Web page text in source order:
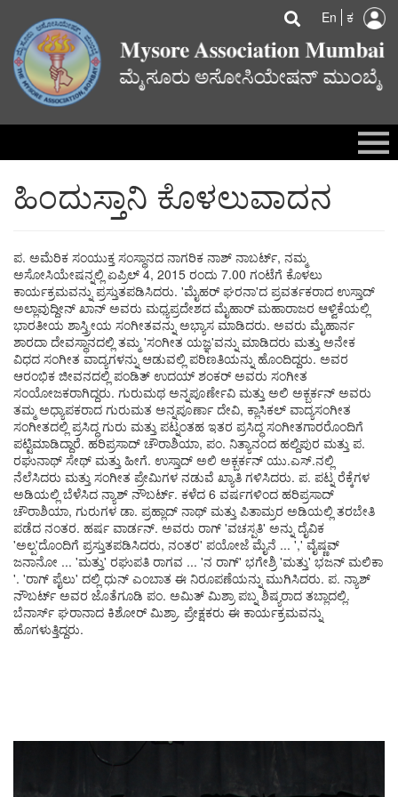
main
content
En ಕ
ಸಮಿತಿ
ಆರ್ಕೈವ್
ಗ್ಯಾಲರಿ
ಬ್ಲಾಗ್
ಸಂಪರ್ಕ
ಲಾಗಿನ್
ನೇಸರು ತಿಂಗಳೋಲೆ
ಹಿಂದುಸ್ತಾನಿ ಕೊಳಲುವಾದನ
ಪ. ಅಮೆರಿಕ ಸಂಯುಕ್ತ ಸಂಸ್ಥಾನದ ನಾಗರಿಕ ನಾಶ್ ನಾಬರ್ಟ್, ನಮ್ಮ
ಅಸೋಸಿಯೇಷನ್ನಲ್ಲಿ ಏಪ್ರಿಲ್ 4, 2015 ರಂದು 7.00 ಗಂಟೆಗೆ ಕೊಳಲು
ಕಾರ್ಯಕ್ರಮವನ್ನು ಪ್ರಸ್ತುತಪಡಿಸಿದರು. 'ಮೈಹರ್ ಘರನಾ'ದ ಪ್ರವರ್ತಕರಾದ ಉಸ್ತಾದ್
ಅಲ್ಲಾವುದ್ದೀನ್ ಖಾನ್ ಅವರು ಮಧ್ಯಪ್ರದೇಶದ ಮೈಹಾರ್ ಮಹಾರಾಜರ ಆಳ್ವಿಕೆಯಲ್ಲಿ
ಭಾರತೀಯ ಶಾಸ್ತ್ರೀಯ ಸಂಗೀತವನ್ನು ಅಭ್ಯಾಸ ಮಾಡಿದರು. ಅವರು ಮೈಹಾರ್ನ
ಶಾರದಾ ದೇವಸ್ಥಾನದಲ್ಲಿ ತಮ್ಮ 'ಸಂಗೀತ ಯಜ್ಞ'ವನ್ನು ಮಾಡಿದರು ಮತ್ತು ಅನೇಕ
ವಿಧದ ಸಂಗೀತ ವಾದ್ಯಗಳನ್ನು ಆಡುವಲ್ಲಿ ಪರಿಣತಿಯನ್ನು ಹೊಂದಿದ್ದರು. ಅವರ
ಆರಂಭಿಕ ಜೀವನದಲ್ಲಿ ಪಂಡಿತ್ ಉದಯ್ ಶಂಕರ್ ಅವರು ಸಂಗೀತ
ಸಂಯೋಜಕರಾಗಿದ್ದರು. ಗುರುಮಥ ಅನ್ನಪೂರ್ಣೇವಿ ಮತ್ತು ಅಲಿ ಅಕ್ಬರ್ಕನ್ ಅವರು
ತಮ್ಮ ಅಧ್ಯಾಪಕರಾದ ಗುರುಮತ ಅನ್ನಪೂರ್ಣಾ ದೇವಿ, ಕ್ಲಾಸಿಕಲ್ ವಾದ್ಯಸಂಗೀತ
ಸಂಗೀತದಲ್ಲಿ ಪ್ರಸಿದ್ಧ ಗುರು ಮತ್ತು ಪಟ್ನಂತಹ ಇತರ ಪ್ರಸಿದ್ಧ ಸಂಗೀತಗಾರರೊಂದಿಗೆ
ಪಟ್ಟಿಮಾಡಿದ್ದಾರೆ. ಹರಿಪ್ರಸಾದ್ ಚೌರಾಶಿಯಾ, ಪಂ. ನಿತ್ಯಾನಂದ ಹಲ್ದಿಪುರ ಮತ್ತು ಪ.
ರಘುನಾಥ್ ಸೇಥ್ ಮತ್ತು ಹೀಗೆ. ಉಸ್ತಾದ್ ಅಲಿ ಅಕ್ಬರ್ಕನ್ ಯು.ಎಸ್.ನಲ್ಲಿ
ನೆಲೆಸಿದರು ಮತ್ತು ಸಂಗೀತ ಪ್ರೇಮಿಗಳ ನಡುವೆ ಖ್ಯಾತಿ ಗಳಿಸಿದರು. ಪ. ಪಟ್ನ ರೆಕ್ಕೆಗಳ
ಅಡಿಯಲ್ಲಿ ಬೆಳೆಸಿದ ನ್ಯಾಶ್ ನೌಬರ್ಟ್. ಕಳೆದ 6 ವರ್ಷಗಳಿಂದ ಹರಿಪ್ರಸಾದ್
ಚೌರಾಶಿಯಾ, ಗುರುಗಳ ಡಾ. ಪ್ರಹ್ಲಾದ್ ನಾಥ್ ಮತ್ತು ಪಿತಾಮ್ರರ ಅಡಿಯಲ್ಲಿ ತರಬೇತಿ
ಪಡೆದ ನಂತರ. ಹರ್ಷ ವಾರ್ಡನ್. ಅವರು ರಾಗ್ 'ವಚಸ್ಪತಿ' ಅನ್ನು ದೈವಿಕ
'ಅಲ್ಪ'ದೊಂದಿಗೆ ಪ್ರಸ್ತುತಪಡಿಸಿದರು, ನಂತರ' ಪಯೋಜೆ ಮೈನೆ ... ',' ವೈಷ್ಣವ್
ಜನಾನೋ ... 'ಮತ್ತು' ರಘುಪತಿ ರಾಗವ ... 'ನ ರಾಗ್' ಭಗೇಶ್ರಿ 'ಮತ್ತು' ಭಜನ್ ಮಲಿಕಾ
'. 'ರಾಗ್ ಪೈಲು' ದಲ್ಲಿ ಧುನ್ ಎಂಬಾತ ಈ ನಿರೂಪಣೆಯನ್ನು ಮುಗಿಸಿದರು. ಪ. ನ್ಯಾಶ್
ನೌಬರ್ಟ್ ಅವರ ಜೊತೆಗೂಡಿ ಪಂ. ಅಮಿತ್ ಮಿಶ್ರಾ ಪಬ್ನ ಶಿಷ್ಯರಾದ ತಬ್ಲಾದಲ್ಲಿ.
ಬೆನಾರ್ಸ್ ಘರಾನಾದ ಕಿಶೋರ್ ಮಿಶ್ರಾ. ಪ್ರೇಕ್ಷಕರು ಈ ಕಾರ್ಯಕ್ರಮವನ್ನು
ಹೊಗಳುತ್ತಿದ್ದರು.